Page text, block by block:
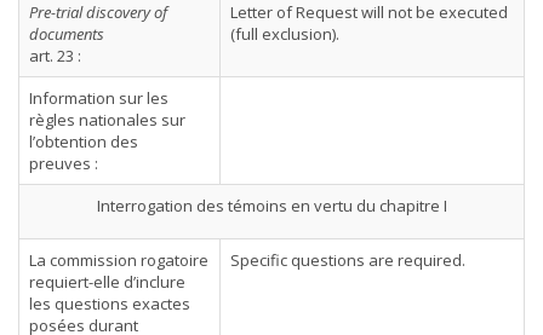
Pre-trial discovery of
documents
art. 23 :
Letter of Request will not be executed
(full exclusion).
Information sur les
règles nationales sur
l’obtention des
preuves :
Interrogation des témoins en vertu du chapitre I
La commission rogatoire
requiert-elle d’inclure
les questions exactes
posées durant
Specific questions are required.